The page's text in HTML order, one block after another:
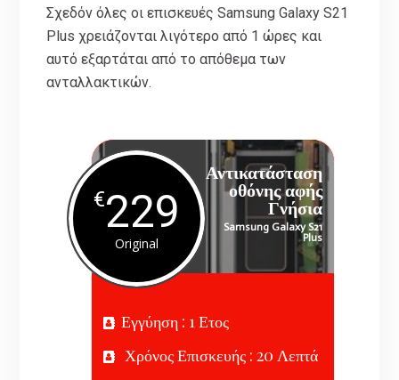
Σχεδόν όλες οι επισκευές Samsung Galaxy S21
Plus χρειάζονται λιγότερο από 1 ώρες και
αυτό εξαρτάται από το απόθεμα των
ανταλλακτικών.
Αντικατάσταση
οθόνης αφής
Γνήσια
Samsung Galaxy S21
Plus
€229
Original
Εγγύηση : 1 Ετος
Χρόνος Επισκευής : 20 Λεπτά